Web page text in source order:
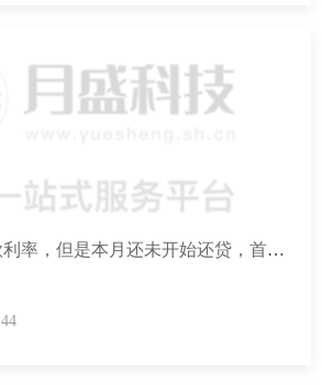
享受首套住房贷款利率，但是本月还未开始还贷，首次还贷时间如何填写？
44